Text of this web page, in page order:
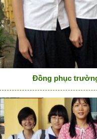
Đồng phục